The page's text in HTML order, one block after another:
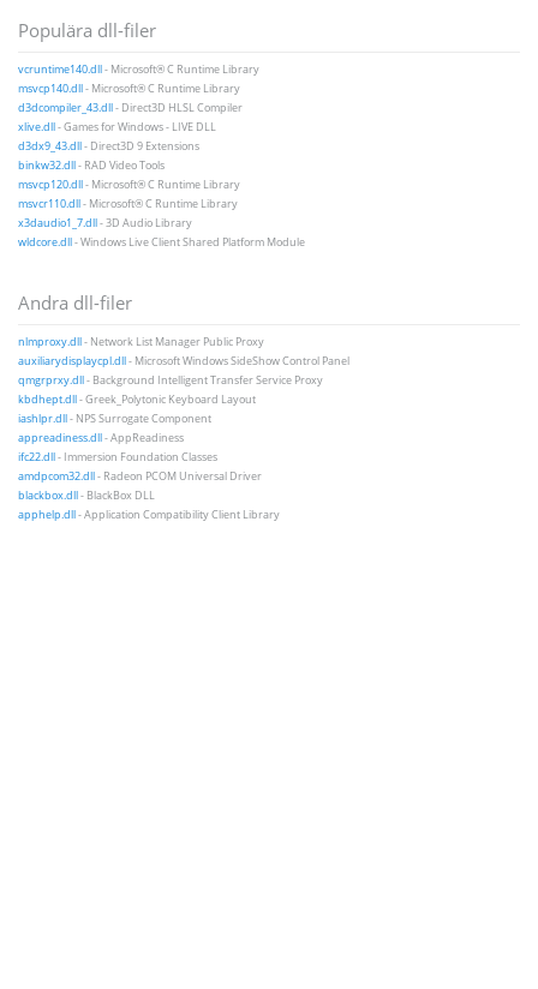
Populära dll-filer
vcruntime140.dll- Microsoft® C Runtime Library
msvcp140.dll- Microsoft® C Runtime Library
d3dcompiler_43.dll- Direct3D HLSL Compiler
xlive.dll- Games for Windows - LIVE DLL
d3dx9_43.dll- Direct3D 9 Extensions
binkw32.dll- RAD Video Tools
msvcp120.dll- Microsoft® C Runtime Library
msvcr110.dll- Microsoft® C Runtime Library
x3daudio1_7.dll- 3D Audio Library
wldcore.dll- Windows Live Client Shared Platform Module
Andra dll-filer
nlmproxy.dll- Network List Manager Public Proxy
auxiliarydisplaycpl.dll- Microsoft Windows SideShow Control Panel
qmgrprxy.dll- Background Intelligent Transfer Service Proxy
kbdhept.dll- Greek_Polytonic Keyboard Layout
iashlpr.dll- NPS Surrogate Component
appreadiness.dll- AppReadiness
ifc22.dll- Immersion Foundation Classes
amdpcom32.dll- Radeon PCOM Universal Driver
blackbox.dll- BlackBox DLL
apphelp.dll- Application Compatibility Client Library